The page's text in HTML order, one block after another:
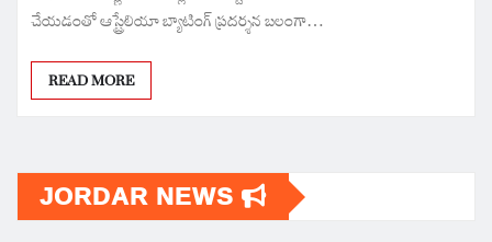
చేయడంతో ఆస్ట్రేలియా బ్యాటింగ్ ప్రదర్శన బలంగా…
READ MORE
JORDAR NEWS